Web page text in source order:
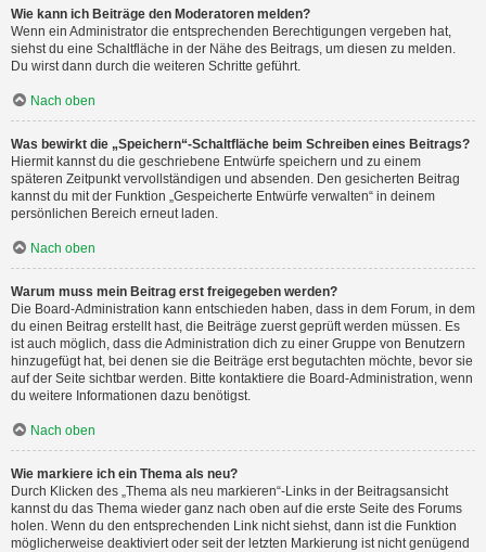
Wie kann ich Beiträge den Moderatoren melden?
Wenn ein Administrator die entsprechenden Berechtigungen vergeben hat,
siehst du eine Schaltfläche in der Nähe des Beitrags, um diesen zu melden.
Du wirst dann durch die weiteren Schritte geführt.
Nach oben
Was bewirkt die „Speichern“-Schaltfläche beim Schreiben eines Beitrags?
Hiermit kannst du die geschriebene Entwürfe speichern und zu einem
späteren Zeitpunkt vervollständigen und absenden. Den gesicherten Beitrag
kannst du mit der Funktion „Gespeicherte Entwürfe verwalten“ in deinem
persönlichen Bereich erneut laden.
Nach oben
Warum muss mein Beitrag erst freigegeben werden?
Die Board-Administration kann entschieden haben, dass in dem Forum, in dem
du einen Beitrag erstellt hast, die Beiträge zuerst geprüft werden müssen. Es
ist auch möglich, dass die Administration dich zu einer Gruppe von Benutzern
hinzugefügt hat, bei denen sie die Beiträge erst begutachten möchte, bevor sie
auf der Seite sichtbar werden. Bitte kontaktiere die Board-Administration, wenn
du weitere Informationen dazu benötigst.
Nach oben
Wie markiere ich ein Thema als neu?
Durch Klicken des „Thema als neu markieren“-Links in der Beitragsansicht
kannst du das Thema wieder ganz nach oben auf die erste Seite des Forums
holen. Wenn du den entsprechenden Link nicht siehst, dann ist die Funktion
möglicherweise deaktiviert oder seit der letzten Markierung ist nicht genügend